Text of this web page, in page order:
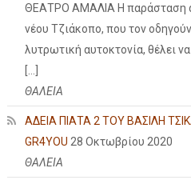
ΘΕΑΤΡΟ ΑΜΑΛΙΑ Η παράσταση
νέου Τζιάκοπο, που τον
λυτρωτική αυτοκτονία, θέλει
ΘΑΛΕΙΑ
ΑΔΕΙΑ ΠΙΑΤΑ 2 ΤΟΥ ΒΑΣΙΛΗ
GR4YOU 28 Οκτωβρίου 2020
ΘΑΛΕΙΑ